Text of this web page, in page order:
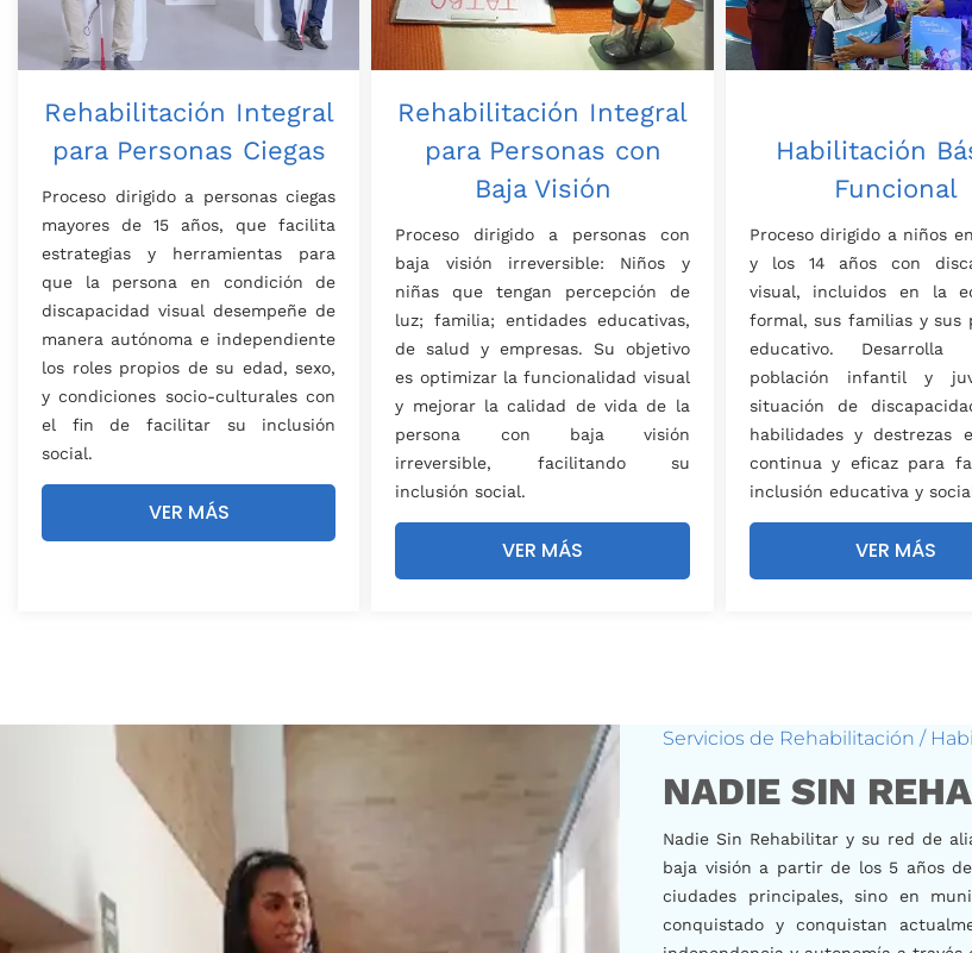
Rehabilitación Integral
para Personas Ciegas
Proceso dirigido a personas ciegas
mayores de 15 años, que facilita
estrategias y herramientas para
que la persona en condición de
discapacidad visual desempeñe de
manera autónoma e independiente
los roles propios de su edad, sexo,
y condiciones socio-culturales con
el fin de facilitar su inclusión
social.
VER MÁS
Rehabilitación Integral
para Personas con
Baja Visión
Proceso dirigido a personas con
baja visión irreversible: Niños y
niñas que tengan percepción de
luz; familia; entidades educativas,
de salud y empresas. Su objetivo
es optimizar la funcionalidad visual
y mejorar la calidad de vida de la
persona con baja visión
irreversible, facilitando su
inclusión social.
VER MÁS
Habilitación
Funcional
Proceso dirigido a niños
y los 14 años con
visual, incluidos en la
formal, sus familias y sus
educativo.
población infantil y
situación de
habilidades y destrezas
continua y eficaz para
inclusión educativa y
VER MÁS
Servicios de Rehabilitación /
NADIE SIN
Nadie Sin Rehabilitar y su red de
baja visión a partir de los 5 años
ciudades principales, sino en
conquistado y conquistan